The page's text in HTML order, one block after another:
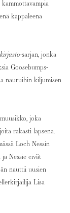
kappaleena
-sarjan, jonka
Goosebumps-
nauruihin kiljumisen
joka
rakasti lapsena.
Loch Nessin
Nessie eivät
nauttii uusien
Lisa